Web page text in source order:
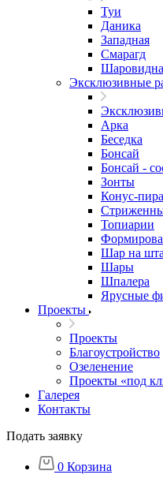
Туи
Даника
Западная
Смарагд
Эксклюзивные
Арка
Беседка
Бонсай
Бонсай -
Зонты
Конус-
Топиарии
Шар на
Шары
Шпалера
Ярусные
Проекты
Проекты
Благоустройство
Озеленение
Проекты «под
Галерея
Контакты
Подать заявку
0 Корзина